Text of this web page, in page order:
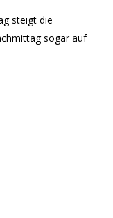
steigt die
sogar auf